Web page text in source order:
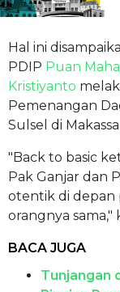
Hal ini
PDIP Puan
Kristiyanto
Pemenangan
Sulsel di
"Back to basic
Pak Ganjar dan
otentik di depan
orangnya sama,"
BACA JUGA
Tunjangan